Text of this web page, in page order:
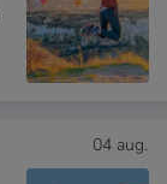
04 aug.